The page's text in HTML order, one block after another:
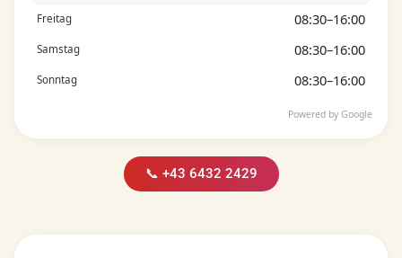
Freitag 08:30–16:00
Samstag 08:30–16:00
Sonntag 08:30–16:00
Powered by Google
📞 +43 6432 2429